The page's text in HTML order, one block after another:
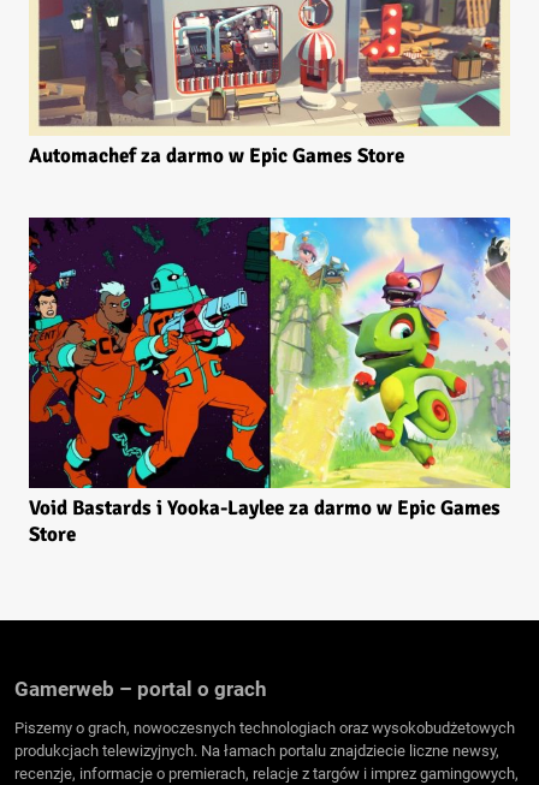
Automachef za darmo w Epic Games Store
Void Bastards i Yooka-Laylee za darmo w Epic Games
Store
Gamerweb – portal o grach
Piszemy o grach, nowoczesnych technologiach oraz wysokobudżetowych
produkcjach telewizyjnych. Na łamach portalu znajdziecie liczne newsy,
recenzje, informacje o premierach, relacje z targów i imprez gamingowych,